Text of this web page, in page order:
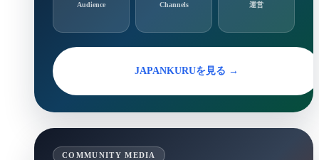
Audience Channels 運営
JAPANKURUを見る →
COMMUNITY MEDIA